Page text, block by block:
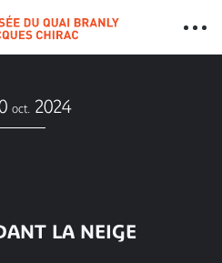
oct. 2024
LA NEIGE